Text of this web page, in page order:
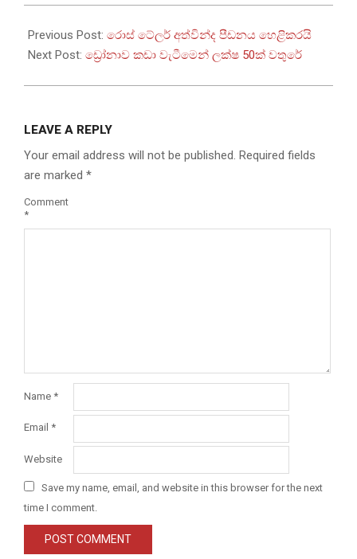
08-
13
Previous Post: රොස් ටේලර් අත්වින්ද පීඩනය හෙළිකරයි
Next Post: ඩ්‍රෝනාව කඩා වැටීමෙන් ලක්ෂ 50ක් වතුරේ
LEAVE A REPLY
Your email address will not be published. Required fields
are marked *
Comment
*
Name *
Email *
Website
Save my name, email, and website in this browser for the next
time I comment.